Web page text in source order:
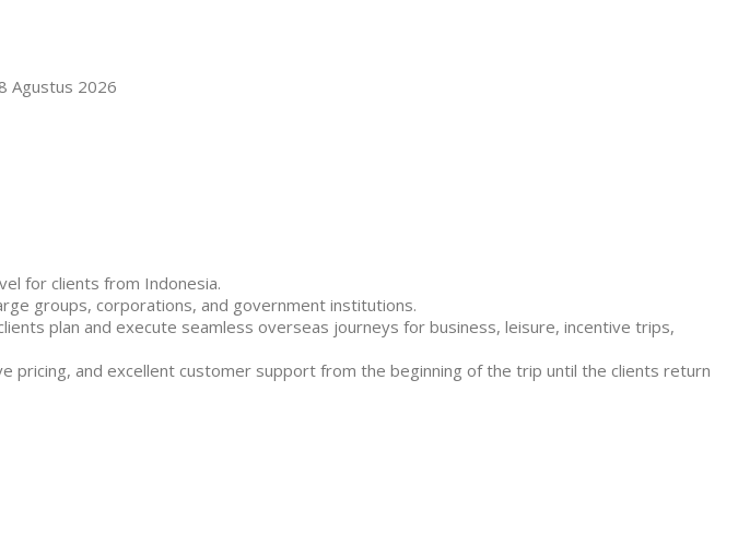
Agustus 2026
for clients from Indonesia.
groups, corporations, and government institutions.
plan and execute seamless overseas journeys for business, leisure, incentive trips,
and excellent customer support from the beginning of the trip until the clients return